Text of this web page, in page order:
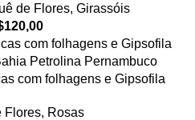
de Flores, Girassóis
120,00
com folhagens e Gipsofila
Flores, Rosas